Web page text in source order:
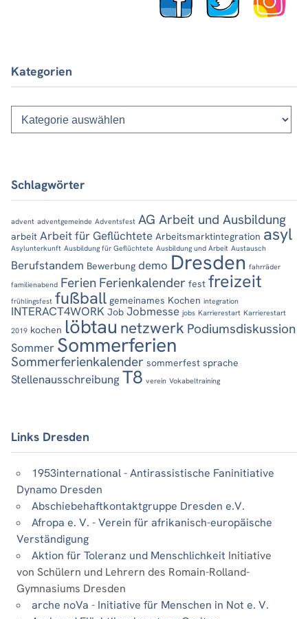
Kategorien
Kategorien
Schlagwörter
advent adventgemeinde Adventsfest AG Arbeit und Ausbildung
arbeit Arbeit für Geflüchtete Arbeitsmarktintegration asyl
Asylunterkunft Ausbildung für Geflüchtete Ausbildung und Arbeit Austausch
Berufstandem Bewerbung demo Dresden fahrräder
familienabend Ferien Ferienkalender fest freizeit
frühlingsfest fußball gemeinames Kochen integration
INTERACT4WORK Job Jobmesse jobs Karrierestart Karrierestart
2019 kochen löbtau netzwerk Podiumsdiskussion
Sommer Sommerferien
Sommerferienkalender sommerfest sprache
Stellenausschreibung T8 verein Vokabeltraining
Links Dresden
1953international - Antirassistische Faninitiative
Dynamo Dresden
Abschiebehaftkontaktgruppe Dresden e.V.
Afropa e. V. - Verein für afrikanisch-europäische
Verständigung
Aktion für Toleranz und Menschlichkeit Initiative
von Schülern und Lehrern des Romain-Rolland-
Gymnasiums Dresden
arche noVa - Initiative für Menschen in Not e. V.